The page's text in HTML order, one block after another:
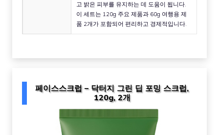
고 밝은 피부를 유지하는 데 도움이 됩니다.
이 세트는 120g 주요 제품과 60g 여행용 제
품 2개가 포함되어 편리하고 경제적입니다.
페이스스크럽 – 닥터지 그린 딥 포밍 스크럽,
120g, 2개